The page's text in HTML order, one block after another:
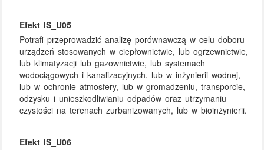
Efekt IS_U05
Potrafi przeprowadzić analizę porównawczą w celu doboru
urządzeń stosowanych w ciepłownictwie, lub ogrzewnictwie,
lub klimatyzacji lub gazownictwie, lub systemach
wodociągowych i kanalizacyjnych, lub w inżynierii wodnej,
lub w ochronie atmosfery, lub w gromadzeniu, transporcie,
odzysku i unieszkodliwianiu odpadów oraz utrzymaniu
czystości na terenach zurbanizowanych, lub w bioinżynierii.
Efekt IS_U06